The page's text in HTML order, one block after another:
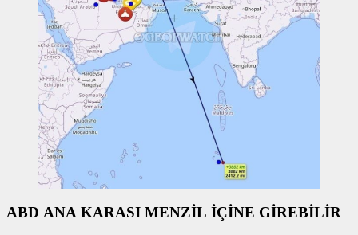
ABD ANA KARASI MENZİL İÇİNE GİREBİLİR